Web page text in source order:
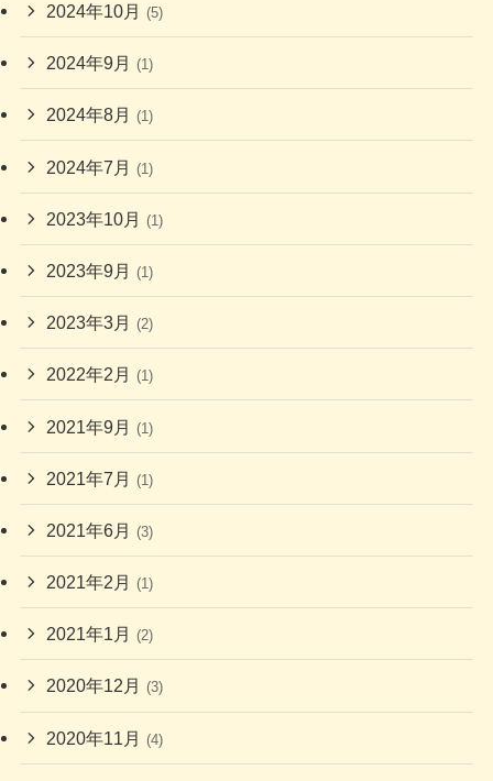
2024年10月 (5)
2024年9月 (1)
2024年8月 (1)
2024年7月 (1)
2023年10月 (1)
2023年9月 (1)
2023年3月 (2)
2022年2月 (1)
2021年9月 (1)
2021年7月 (1)
2021年6月 (3)
2021年2月 (1)
2021年1月 (2)
2020年12月 (3)
2020年11月 (4)